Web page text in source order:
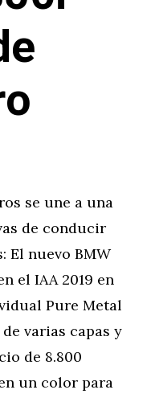
se une a una
de conducir
El nuevo BMW
el IAA 2019 en
Pure Metal
varias capas y
de 8.800
un color para